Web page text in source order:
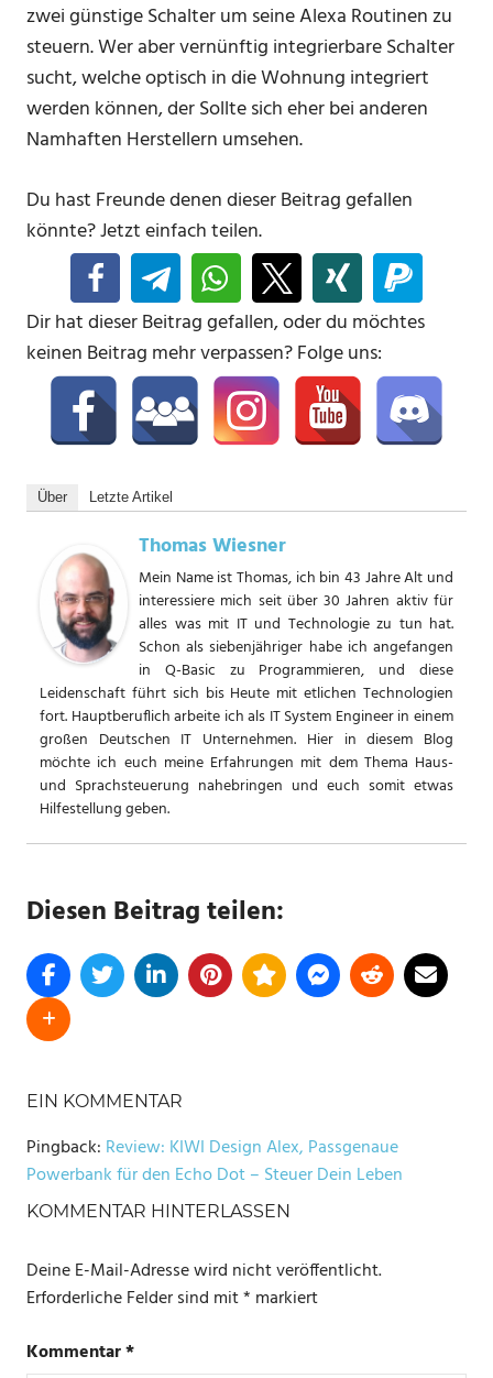
zwei günstige Schalter um seine Alexa Routinen zu
steuern. Wer aber vernünftig integrierbare Schalter
sucht, welche optisch in die Wohnung integriert
werden können, der Sollte sich eher bei anderen
Namhaften Herstellern umsehen.
Du hast Freunde denen dieser Beitrag gefallen
könnte? Jetzt einfach teilen.
Dir hat dieser Beitrag gefallen, oder du möchtes
keinen Beitrag mehr verpassen? Folge uns:
Über Letzte Artikel
Thomas Wiesner
Mein Name ist Thomas, ich bin 43 Jahre Alt und
interessiere mich seit über 30 Jahren aktiv für
alles was mit IT und Technologie zu tun hat.
Schon als siebenjähriger habe ich angefangen
in Q-Basic zu Programmieren, und diese
Leidenschaft führt sich bis Heute mit etlichen Technologien
fort. Hauptberuflich arbeite ich als IT System Engineer in einem
großen Deutschen IT Unternehmen. Hier in diesem Blog
möchte ich euch meine Erfahrungen mit dem Thema Haus-
und Sprachsteuerung nahebringen und euch somit etwas
Hilfestellung geben.
Diesen Beitrag teilen:
ALEXA
BLUETOOTH
ROUTINE
SCHALTER
EIN KOMMENTAR
Pingback: Review: KIWI Design Alex, Passgenaue
Powerbank für den Echo Dot – Steuer Dein Leben
KOMMENTAR HINTERLASSEN
Deine E-Mail-Adresse wird nicht veröffentlicht.
Erforderliche Felder sind mit* markiert
Kommentar*